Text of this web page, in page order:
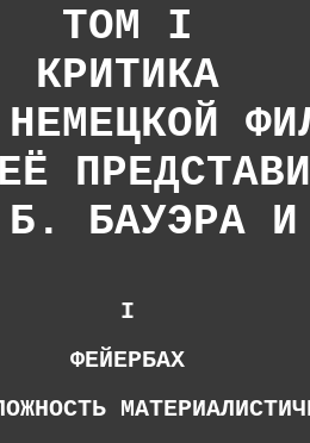
ТОМ I
КРИТИКА
БАУЭРА И
I
ФЕЙЕРБАХ